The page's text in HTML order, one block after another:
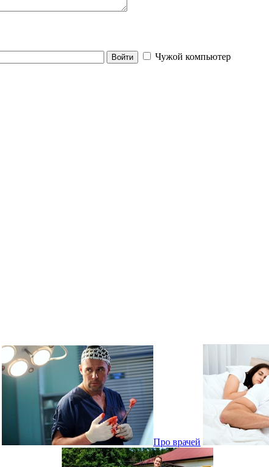
Войти
Чужой компьютер
Про врачей